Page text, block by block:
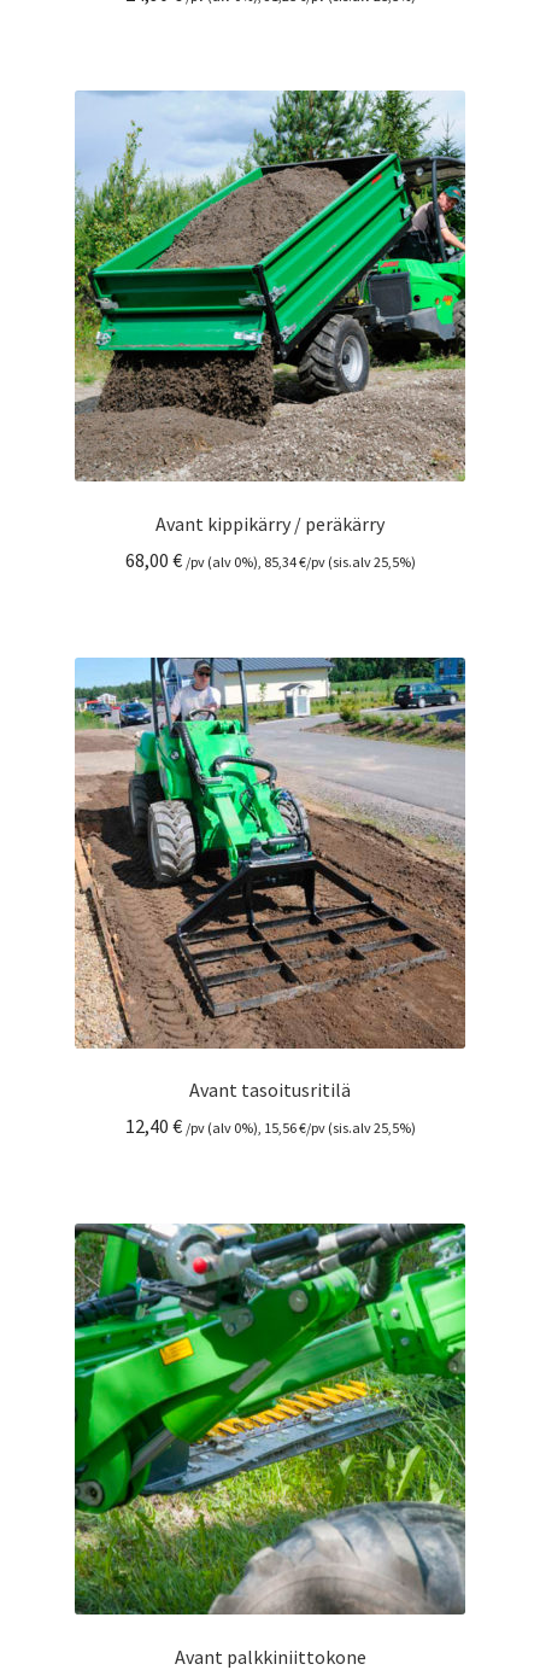
Avant kippikärry / peräkärry
68,00 € /pv (alv 0%), 85,34€/pv (sis.alv 25,5%)
Avant tasoitusritilä
12,40 € /pv (alv 0%), 15,56€/pv (sis.alv 25,5%)
Avant palkkiniittokone